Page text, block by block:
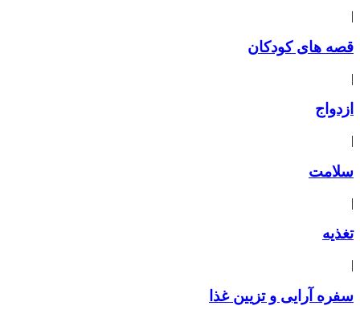
|
قصه های کودکان
|
ازدواج
|
سلامت
|
تغذیه
|
سفره آرایی و تزیین غذا